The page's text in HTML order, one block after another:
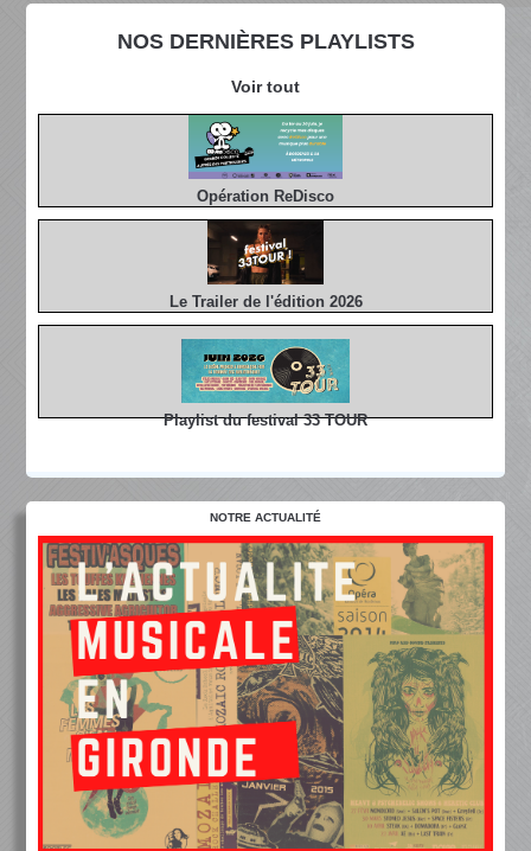
NOS DERNIÈRES PLAYLISTS
Voir tout
Opération ReDisco
Le Trailer de l'édition 2026
Playlist du festival 33 TOUR
NOTRE ACTUALITÉ